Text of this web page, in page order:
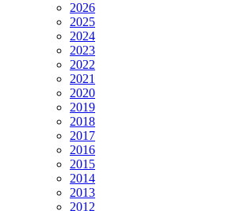
2026
2025
2024
2023
2022
2021
2020
2019
2018
2017
2016
2015
2014
2013
2012